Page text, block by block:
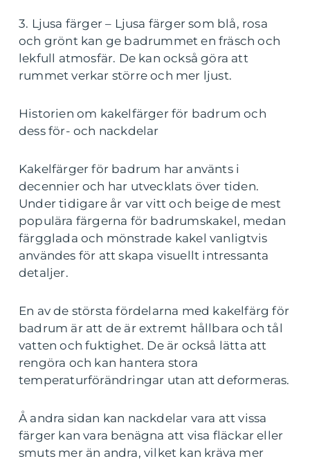
3. Ljusa färger – Ljusa färger som blå, rosa
och grönt kan ge badrummet en fräsch och
lekfull atmosfär. De kan också göra att
rummet verkar större och mer ljust.
Historien om kakelfärger för badrum och
dess för- och nackdelar
Kakelfärger för badrum har använts i
decennier och har utvecklats över tiden.
Under tidigare år var vitt och beige de mest
populära färgerna för badrumskakel, medan
färgglada och mönstrade kakel vanligtvis
användes för att skapa visuellt intressanta
detaljer.
En av de största fördelarna med kakelfärg för
badrum är att de är extremt hållbara och tål
vatten och fuktighet. De är också lätta att
rengöra och kan hantera stora
temperaturförändringar utan att deformeras.
Å andra sidan kan nackdelar vara att vissa
färger kan vara benägna att visa fläckar eller
smuts mer än andra, vilket kan kräva mer